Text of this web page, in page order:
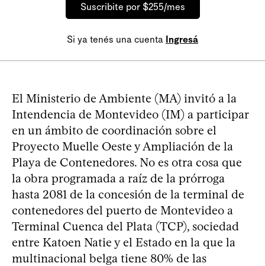
Suscribite por $255/mes
Si ya tenés una cuenta Ingresá
El Ministerio de Ambiente (MA) invitó a la
Intendencia de Montevideo (IM) a participar
en un ámbito de coordinación sobre el
Proyecto Muelle Oeste y Ampliación de la
Playa de Contenedores. No es otra cosa que
la obra programada a raíz de la prórroga
hasta 2081 de la concesión de la terminal de
contenedores del puerto de Montevideo a
Terminal Cuenca del Plata (TCP), sociedad
entre Katoen Natie y el Estado en la que la
multinacional belga tiene 80% de las